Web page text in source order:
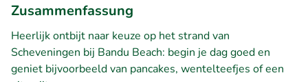
Zusammenfassung
Heerlijk ontbijt naar keuze op het strand van
Scheveningen bij Bandu Beach: begin je dag goed en
geniet bijvoorbeeld van pancakes, wentelteefjes of een